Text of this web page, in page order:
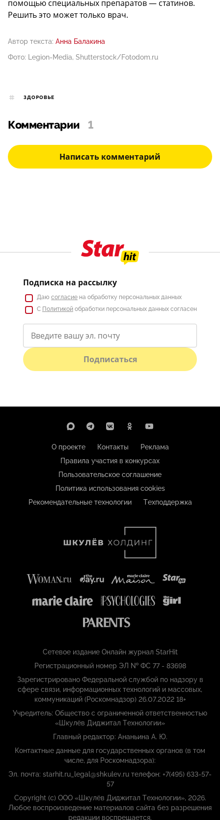
помощью специальных препаратов — статинов.
Решить это может только врач.
Автор текста: Анна Балакина
Фото: Legion-Media, Shutterstock/Fotodom.ru
ЗДОРОВЬЕ
Комментарии 1
Написать комментарий
Подписка на рассылку
Даю согласие на обработку персональных данных
С Политикой обработки персональных данных согласен
Подписаться
О проекте Контакты
Реклама
Правила участия в конкурсах
Пользовательское соглашение
Политика использования cookies
Рекомендательные технологии
Техподдержка
Сетевое издание Онлайн журнал StarHit
Регистрационный номер ЭЛ № ФС 77 - 83698
Зарегистрировано Федеральной службой по надзору в
сфере связи, информационных технологий и массовых,
коммуникаций (Роскомнадзор) 26.07.2022 18+
Учредитель: Общество с ограниченной ответственностью
«Шкулёв Диджитал Технологии»
Главный редактор: Ананьина А. Ю.
Контактные данные для государственных органов (в том
числе, для Роскомнадзора):
Эл. почта: starhit.ru_legal@shkulev.ru телефон: +7(495) 633-57-
57
Copyright (с) ООО «Шкулёв Диджитал Технологии», 2026.
Любое воспроизведение материалов сайта без разрешения
редакции воспрещается.